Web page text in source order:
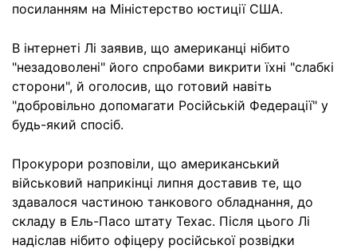
посиланням на Міністерство юстиції США.
В інтернеті Лі заявив, що американці нібито
"незадоволені" його спробами викрити їхні "слабкі
сторони", й оголосив, що готовий навіть
"добровільно допомагати Російській Федерації" у
будь-який спосіб.
Прокурори розповіли, що американський
військовий наприкінці липня доставив те, що
здавалося частиною танкового обладнання, до
складу в Ель-Пасо штату Техас. Після цього Лі
надіслав нібито офіцеру російської розвідки